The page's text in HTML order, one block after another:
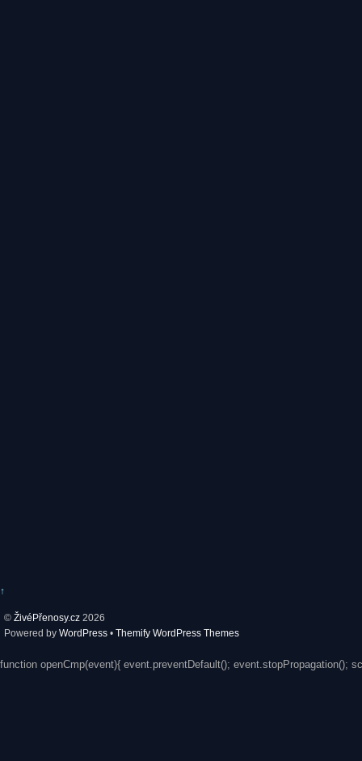
↑
© ŽivéPřenosy.cz 2026
Powered by WordPress • Themify WordPress Themes
function openCmp(event){ event.preventDefault(); event.stopPropagation();